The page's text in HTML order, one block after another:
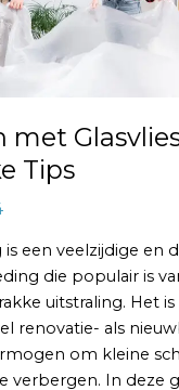
met
Tips
is een veelzijdige en
die populair is
uitstraling. Het
renovatie- als
om kleine
verbergen. In deze